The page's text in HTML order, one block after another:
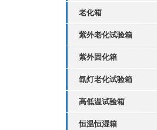
老化箱
紫外老化试验箱
紫外固化箱
氙灯老化试验箱
高低温试验箱
恒温恒湿箱